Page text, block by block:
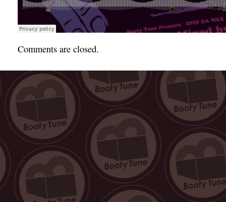
Comments are closed.